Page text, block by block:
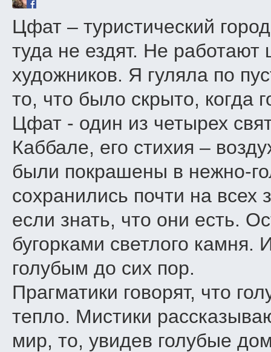
Цфат – туристический
туда не ездят. Не
художников. Я гуляла по
то, что было скрыто, когда
Цфат - один из четырех
Каббале, его стихия –
были покрашены в нежно-
сохранились почти на всех
если знать, что они есть.
бугорками светлого
голубым до сих пор.
Прагматики говорят, что
тепло. Мистики
мир, то, увидев голубые